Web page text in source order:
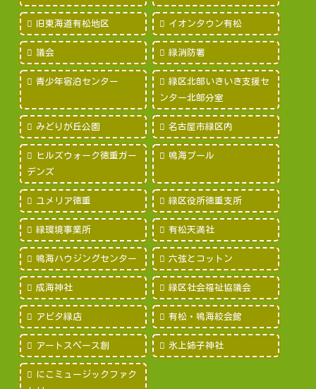
旧東海道有松地区 イオンタウン有松
議会 緑消防署
青少年宿泊センター
緑区北部いきいき支援セ
ンター北部分室
みどりが丘公園 名古屋市緑区内
ヒルズウォーク徳重ガー
デンズ
鳴海プール
ユメリア徳重 緑区役所徳重支所
緑環境事業所 有松天満社
鳴海ハウジングセンター 六弦とコットン
成海神社 緑区社会福祉協議会
アピタ緑店 有松・鳴海絞会館
アートスペース創 氷上姉子神社
にこミュージックファク